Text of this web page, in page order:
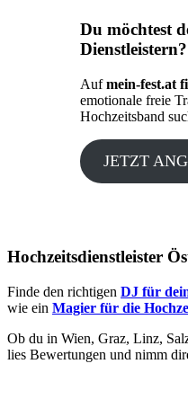
Du möchtest
Dienstleistern?
Aufmein-fest.at
emotionale freie
Hochzeitsband
JETZT
Hochzeitsdienstleister
Finde den richtigen DJ für
wie ein Magier für die
Ob du in Wien, Graz, Linz,
lies Bewertungen und nimm